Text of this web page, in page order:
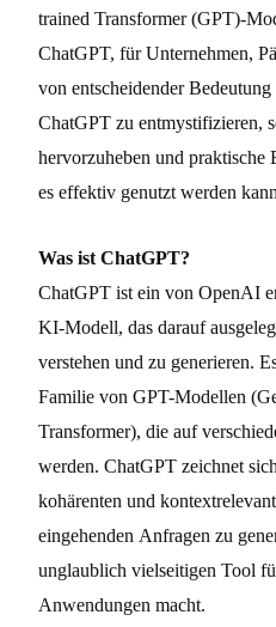
trained Transformer (GPT)-
ChatGPT, für Unternehmen,
von entscheidender
ChatGPT zu entmystifizieren,
hervorzuheben und
es effektiv genutzt werden
Was ist ChatGPT?
ChatGPT ist ein von OpenAI
KI-Modell, das darauf
verstehen und zu generieren.
Familie von GPT-Modellen
Transformer), die auf
werden. ChatGPT zeichnet
kohärenten und
eingehenden Anfragen zu
unglaublich vielseitigen Tool
Anwendungen macht.